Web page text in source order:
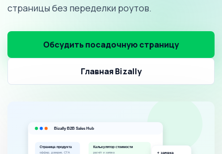
страницы без переделки роутов.
Обсудить посадочную страницу
Главная Bizally